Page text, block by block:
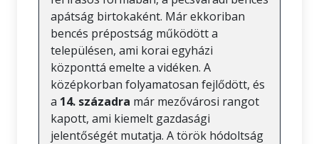
apátság birtokaként. Már ekkoriban
bencés prépostság működött a
településen, ami korai egyházi
központtá emelte a vidéken. A
középkorban folyamatosan fejlődött, és
a 14. századra már mezővárosi rangot
kapott, ami kiemelt gazdasági
jelentőségét mutatja. A török hódoltság